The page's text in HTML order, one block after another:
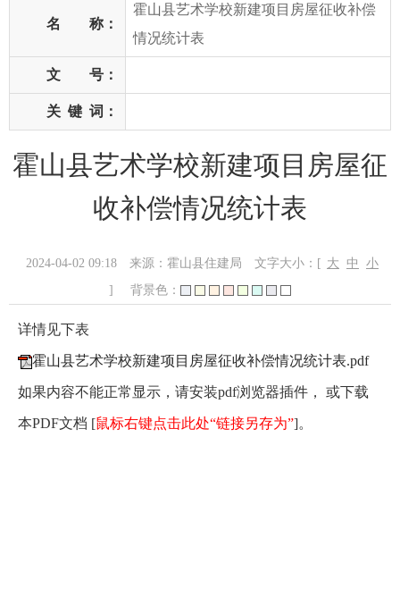
名 称：
霍山县艺术学校新建项目房屋征收补偿
情况统计表
文 号：
关 键 词：
霍山县艺术学校新建项目房屋征
收补偿情况统计表
2024-04-02 09:18 来源：霍山县住建局 文字大小：[ 大 中
小
]
背景色：
详情见下表
霍山县艺术学校新建项目房屋征收补偿情况统计表.pdf
如果内容不能正常显示，请安装pdf浏览器插件， 或下载
本PDF文档 [鼠标右键点击此处“链接另存为”]。